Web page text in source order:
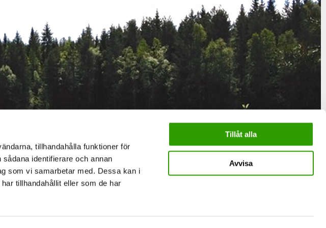
tillhandahålla funktioner för
identifierare och annan
som vi samarbetar med. Dessa kan i
tillhandahållit eller som de har
Tillåt alla
Avvisa
|Tillgänglighetsutlåtande